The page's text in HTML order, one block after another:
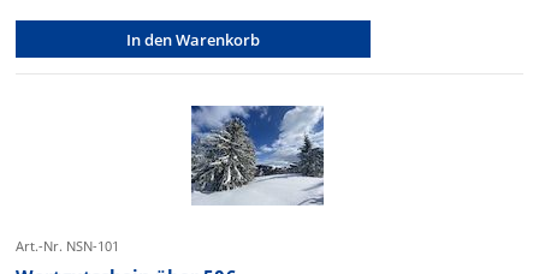
In den Warenkorb
Art.-Nr. NSN-101